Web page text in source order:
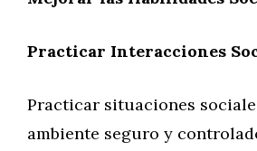
Practicar Interacciones
Practicar situaciones
ambiente seguro y